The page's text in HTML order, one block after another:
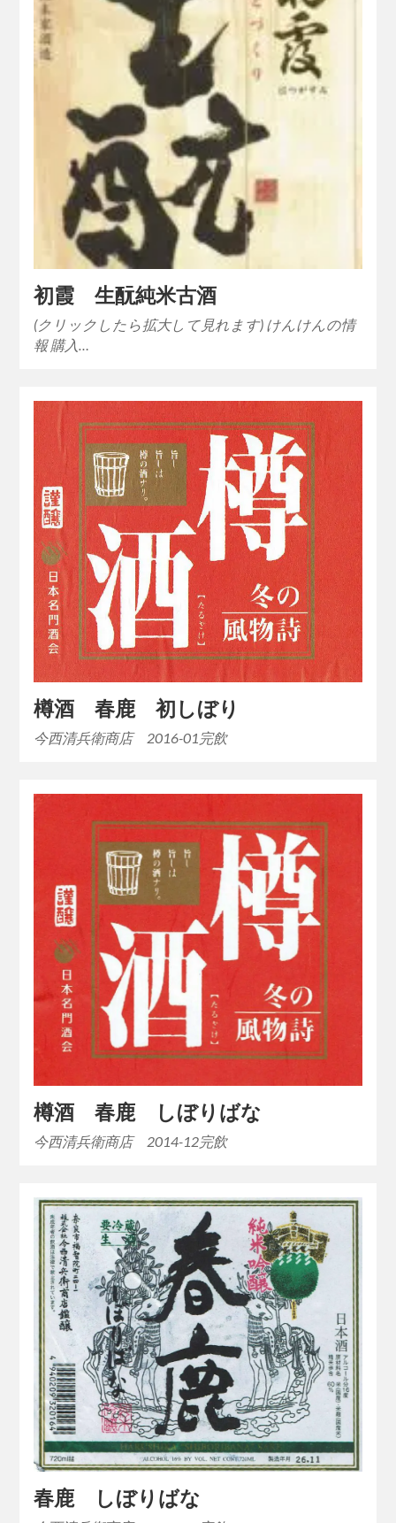
初霞 生酛純米古酒
(クリックしたら拡大して見れます) けんけんの情
報 購入…
樽酒 春鹿 初しぼり
今西清兵衛商店 2016-01完飲
樽酒 春鹿 しぼりばな
今西清兵衛商店 2014-12完飲
春鹿 しぼりばな